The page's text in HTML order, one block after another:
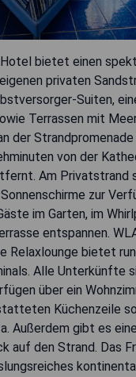
bietet einen
privaten
Suiten,
Terrassen mit
der Strandpromenade
von der
Am Privatstrand
zur
im Garten, im
entspannen.
Relaxlounge bietet
Alle Unterkünfte
über ein
Küchenzeile
Außerdem gibt es eine
auf den Strand. Das